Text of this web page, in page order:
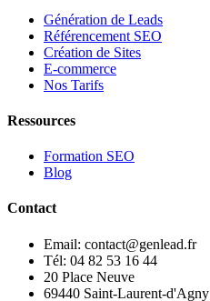
Génération de Leads
Référencement SEO
Création de Sites
E-commerce
Nos Tarifs
Ressources
Formation SEO
Blog
Contact
Email: contact@genlead.fr
Tél: 04 82 53 16 44
20 Place Neuve
69440 Saint-Laurent-d'Agny